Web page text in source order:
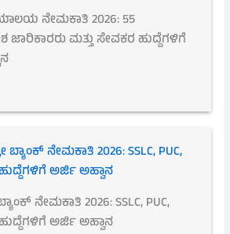
ನೇಮಕಾತಿ 2026: 55
ಜಾರಿಕಾರರು ಮತ್ತು ಸೇವಕರ ಹುದ್ದೆಗಳಿಗೆ
ನೇಮಕಾತಿ 2026: SSLC, PUC,
ಅರ್ಜಿ ಅಹ್ವಾನ